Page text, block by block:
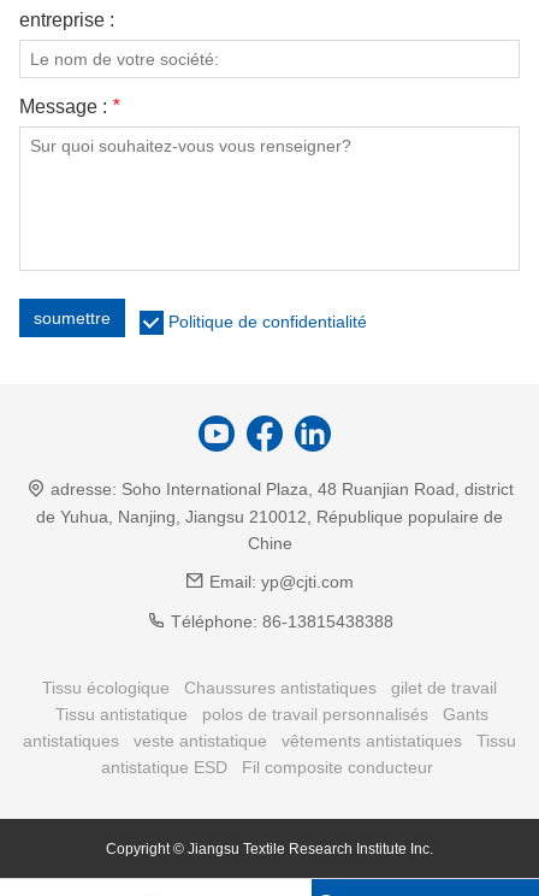
entreprise :
Message : *
soumettre Politique de confidentialité
adresse: Soho International Plaza, 48 Ruanjian Road, district
de Yuhua, Nanjing, Jiangsu 210012, République populaire de
Chine
Email: yp@cjti.com
Téléphone: 86-13815438388
Tissu écologique Chaussures antistatiques
gilet de travail
Tissu antistatique
polos de travail personnalisés
Gants
antistatiques
veste antistatique vêtements antistatiques
Tissu
antistatique ESD
Fil composite conducteur
Copyright © Jiangsu Textile Research Institute Inc.